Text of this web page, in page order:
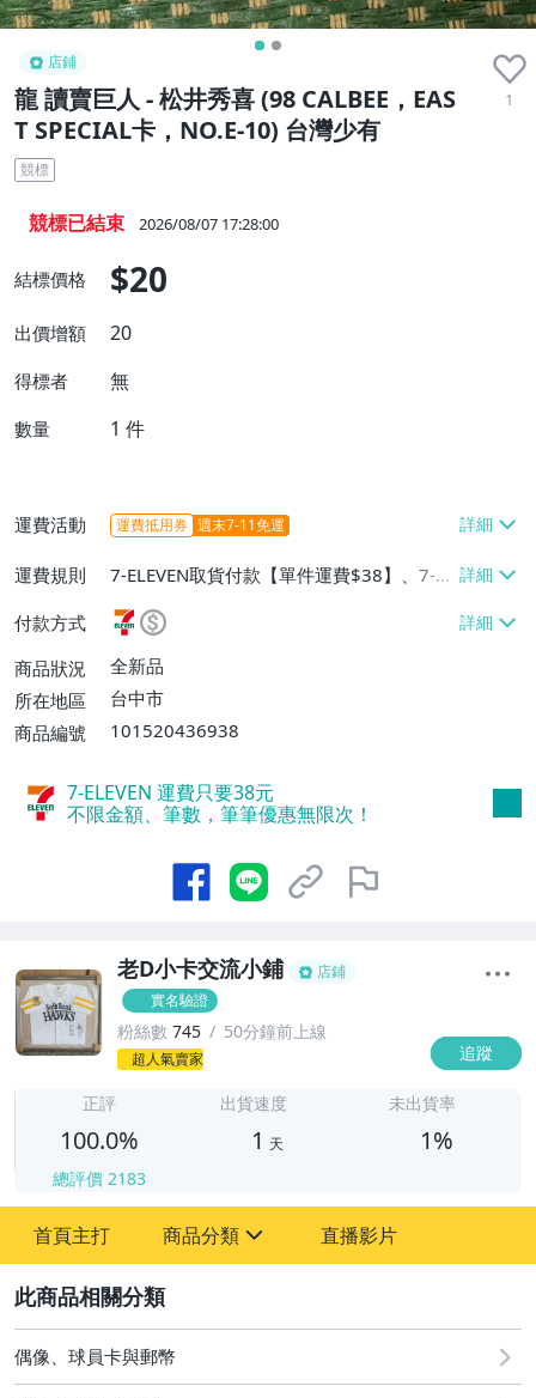
店鋪
龍 讀賣巨人 - 松井秀喜 (98 CALBEE，EAS
T SPECIAL卡，NO.E-10) 台灣少有
1
競標
競標已結束 2026/08/07 17:28:00
結標價格 $20
出價增額 20
得標者 無
數量 1 件
運費活動 運費抵用券 週末7-11免運
運費規則
7-ELEVEN取貨付款【單件運費$38】、7-EL
EVEN取貨不付款【單件運費$38】、宅配/
貨運【單件運費$60、消費滿$1000免運
費】、郵局掛號【單件運費$31、滿10件或
消費滿$700免運費】、低溫配送【單件運
付款方式
商品狀況
全新品
所在地區
台中市
商品編號
101520436938
7-ELEVEN 運費只要38元
不限金額、筆數，筆筆優惠無限次！
老D小卡交流小鋪
店鋪
實名驗證
粉絲數 745 50分鐘前上線
超人氣賣家 追蹤
正評
100.0%
總評價 2183
出貨速度
1 天
未出貨率
1%
首頁主打 商品分類
其它
直播影片
偶像、球員卡與郵幣